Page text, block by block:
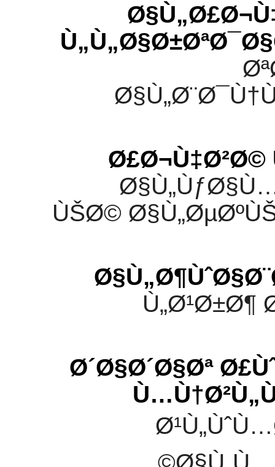
ÙŠØ©
Ù„Ø¹Ø±Ø¶
Ø´Ø§Ø´Ø§Øª